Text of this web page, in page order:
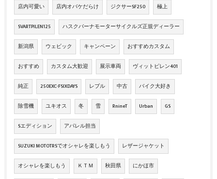
店内可愛い 店内オバケだらけ ジクサーSF250 極上
SVARTPILEN125 ハスクバーナモーターサイクルズ正規ディーラー
新潟県 ウェビック キャンペーン おすすめカスタム
おすすめ カスタム大歓迎 展示車両 ヴィットピレン401
純正 250EXC-FSIXDAYS レブル 中古 バイク大好き
除雪機 ユキオス 冬 雪 RnineT Urban GS
Sエディション アパレル担当
SUZUKI MOTOTRSでオシャレを楽しもう レザージャケット
オシャレを楽しもう ＫＴＭ 秋田県 にかほ市